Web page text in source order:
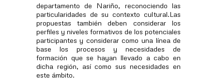
departamento de Nariño, reconociendo las
particularidades de su contexto cultural.Las
propuestas también deben considerar los
perfiles y niveles formativos de los potenciales
participantes y considerar como una línea de
base los procesos y necesidades de
formación que se hayan llevado a cabo en
dicha región, así como sus necesidades en
este ámbito.